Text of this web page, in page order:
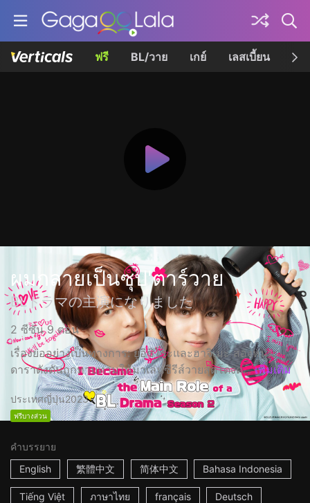
ฟรี BL/วาย เกย์ เลสเบี้ยน เค
ผมกลายเป็นซุป'ตาร์วาย
BLドラマの主演になりました
2 ซีซั่น 9 ตอน
เรื่องย่ออย่างเป็นทางการ: ยูอิชิโระและฮาจิเมะ สองหนุ่ม
ดาราดังดันถูกทาบทามให้มาเล่นซีรีส์วายสุดโด่งด... เพิ่มเติม
ประเทศญี่ปุ่น2023
ฟรีบางส่วน
คำบรรยาย
English
繁體中文 简体中文 Bahasa Indonesia
Tiếng Việt ภาษาไทย français Deutsch